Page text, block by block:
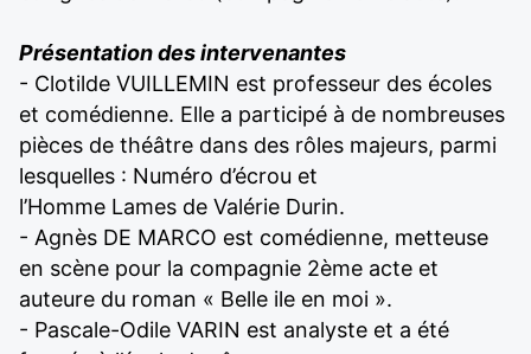
Présentation des intervenantes
- Clotilde VUILLEMIN est professeur des écoles
et comédienne. Elle a participé à de nombreuses
pièces de théâtre dans des rôles majeurs, parmi
lesquelles : Numéro d’écrou et
l’Homme Lames de Valérie Durin.
- Agnès DE MARCO est comédienne, metteuse
en scène pour la compagnie 2ème acte et
auteure du roman « Belle ile en moi ».
- Pascale-Odile VARIN est analyste et a été